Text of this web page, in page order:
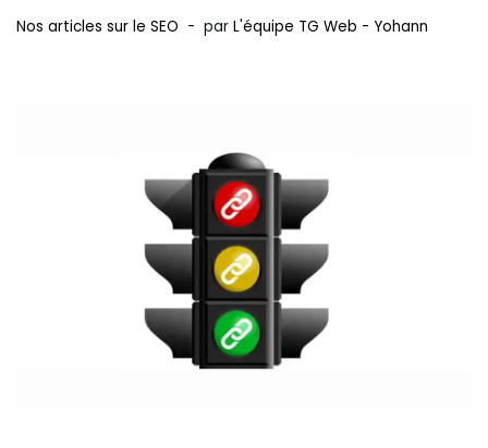
Nos articles sur le SEO par L'équipe TG Web - Yohann